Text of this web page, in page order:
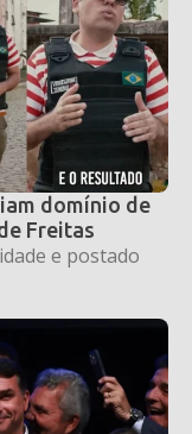
domínio de
Freitas
e postado